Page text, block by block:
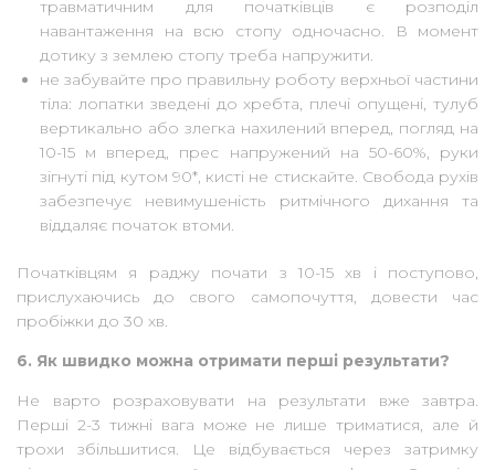
травматичним для початківців є розподіл
навантаження на всю стопу одночасно. В момент
дотику з землею стопу треба напружити.
не забувайте про правильну роботу верхньої частини
тіла: лопатки зведені до хребта, плечі опущені, тулуб
вертикально або злегка нахилений вперед, погляд на
10-15 м вперед, прес напружений на 50-60%, руки
зігнуті під кутом 90*, кисті не стискайте. Свобода рухів
забезпечує невимушеність ритмічного дихання та
віддаляє початок втоми.
Початківцям я раджу почати з 10-15 хв і поступово,
прислухаючись до свого самопочуття, довести час
пробіжки до 30 хв.
6. Як швидко можна отримати перші результати?
Не варто розраховувати на результати вже завтра.
Перші 2-3 тижні вага може не лише триматися, але й
трохи збільшитися. Це відбувається через затримку